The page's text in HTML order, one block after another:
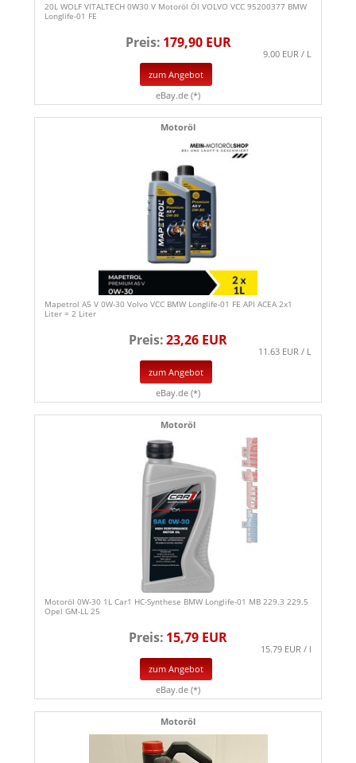
20L WOLF VITALTECH 0W30 V Motoröl Öl VOLVO VCC 95200377 BMW
Longlife-01 FE
Preis: 179,90 EUR
9.00 EUR / L
zum Angebot
eBay.de (*)
Motoröl
Mapetrol A5 V 0W-30 Volvo VCC BMW Longlife-01 FE API ACEA 2x1
Liter = 2 Liter
Preis:23,26 EUR
11.63 EUR / L
zum Angebot
eBay.de (*)
Motoröl
Motoröl 0W-30 1L Car1 HC-Synthese BMW Longlife-01 MB 229.3 229.5
Opel GM-LL 25
Preis: 15,79 EUR
15.79 EUR / l
zum Angebot
eBay.de (*)
Motoröl